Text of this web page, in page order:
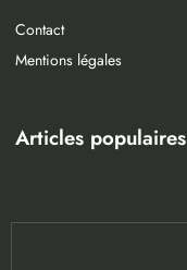
Contact
Mentions légales
Articles populaires